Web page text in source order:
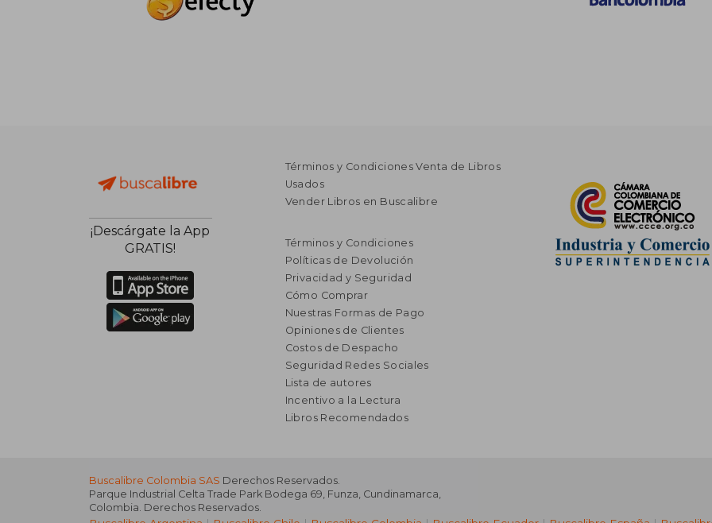
¡Descárgate la App
GRATIS!
Términos y Condiciones Venta de Libros
Usados
Vender Libros en Buscalibre
Términos y Condiciones
Políticas de Devolución
Privacidad y Seguridad
Cómo Comprar
Nuestras Formas de Pago
Opiniones de Clientes
Costos de Despacho
Seguridad Redes Sociales
Lista de autores
Incentivo a la Lectura
Libros Recomendados
Buscalibre Colombia SAS Derechos Reservados.
Parque Industrial Celta Trade Park Bodega 69, Funza, Cundinamarca,
Colombia. Derechos Reservados.